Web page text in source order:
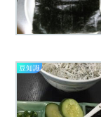
豆知識